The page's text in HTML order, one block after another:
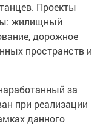
Проекты
жилищный
дорожное
пространств и
за
при реализации
данного